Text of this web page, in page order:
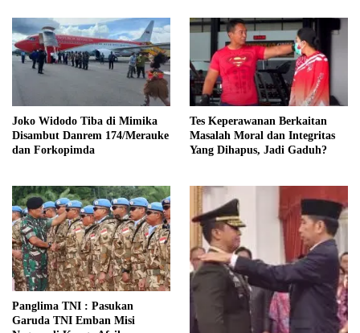
Joko Widodo Tiba di Mimika
Disambut Danrem 174/Merauke
dan Forkopimda
Tes Keperawanan Berkaitan
Masalah Moral dan Integritas
Yang Dihapus, Jadi Gaduh?
Panglima TNI : Pasukan
Garuda TNI Emban Misi